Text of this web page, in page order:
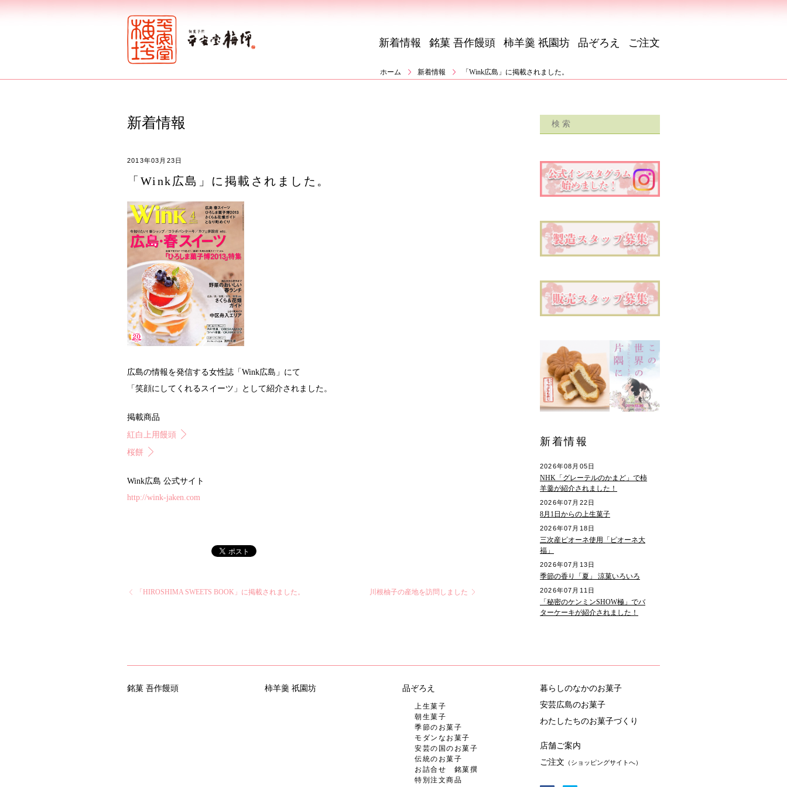
新着情報 銘菓 吾作饅頭 柿羊羹 祇園坊 品ぞろえ ご注文
ホーム 新着情報 「Wink広島」に掲載されました。
新着情報
2013年03月23日
「Wink広島」に掲載されました。
広島の情報を発信する女性誌「Wink広島」にて
「笑顔にしてくれるスイーツ」として紹介されました。
掲載商品
紅白上用饅頭
桜餅
Wink広島 公式サイト
http://wink-jaken.com
「HIROSHIMA SWEETS BOOK」に掲載されました。 川根柚子の産地を訪問しました
新着情報
2026年08月05日
NHK「グレーテルのかまど」で柿
羊羹が紹介されました！
2026年07月22日
8月1日からの上生菓子
2026年07月18日
三次産ピオーネ使用「ピオーネ大
福」
2026年07月13日
季節の香り「夏」 涼菓いろいろ
2026年07月11日
「秘密のケンミンSHOW極」でバ
ターケーキが紹介されました！
銘菓 吾作饅頭 柿羊羹 祇園坊 品ぞろえ
上生菓子
朝生菓子
季節のお菓子
モダンなお菓子
安芸の国のお菓子
伝統のお菓子
お詰合せ 銘菓撰
特別注文商品
暮らしのなかのお菓子
安芸広島のお菓子
わたしたちのお菓子づくり
店舗ご案内
ご注文 （ショッピングサイトへ）